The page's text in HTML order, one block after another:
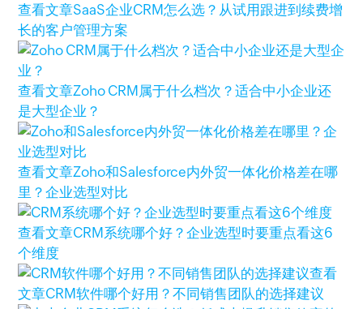
查看文章SaaS企业CRM怎么选？从试用跟进到续费增
长的客户管理方案
查看文章Zoho CRM属于什么档次？适合中小企业还
是大型企业？
查看文章Zoho和Salesforce内外贸一体化价格差在哪
里？企业选型对比
查看文章CRM系统哪个好？企业选型时要重点看这6
个维度
查看
文章CRM软件哪个好用？不同销售团队的选择建议